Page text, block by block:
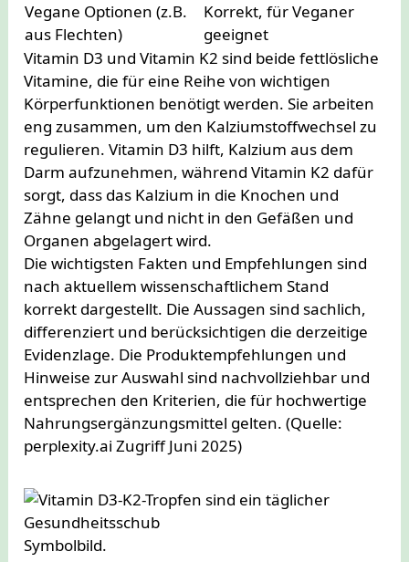
Vegane Optionen (z.B.
aus Flechten)
Korrekt, für Veganer
geeignet
Vitamin D3 und Vitamin K2 sind beide fettlösliche
Vitamine, die für eine Reihe von wichtigen
Körperfunktionen benötigt werden. Sie arbeiten
eng zusammen, um den Kalziumstoffwechsel zu
regulieren. Vitamin D3 hilft, Kalzium aus dem
Darm aufzunehmen, während Vitamin K2 dafür
sorgt, dass das Kalzium in die Knochen und
Zähne gelangt und nicht in den Gefäßen und
Organen abgelagert wird.
Die wichtigsten Fakten und Empfehlungen sind
nach aktuellem wissenschaftlichem Stand
korrekt dargestellt. Die Aussagen sind sachlich,
differenziert und berücksichtigen die derzeitige
Evidenzlage. Die Produktempfehlungen und
Hinweise zur Auswahl sind nachvollziehbar und
entsprechen den Kriterien, die für hochwertige
Nahrungsergänzungsmittel gelten. (Quelle:
perplexity.ai Zugriff Juni 2025)
Symbolbild.